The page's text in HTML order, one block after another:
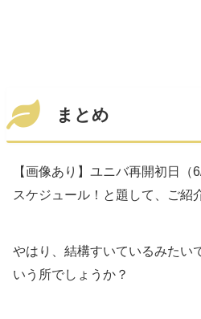
まとめ
【画像あり】ユニバ再開初日
スケジュール！と題して、ご紹
やはり、結構すいているみたい
いう所でしょうか？